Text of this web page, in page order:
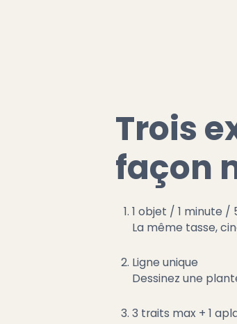
Trois
façon
1 objet / 1 minute /
La même tasse,
Ligne unique
Dessinez une
3 traits max + 1